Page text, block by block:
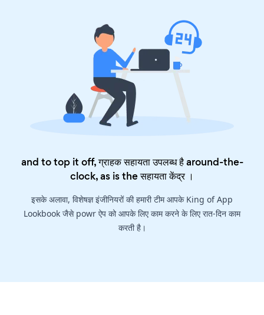
and to top it off, ग्राहक सहायता उपलब्ध है around-the-
clock, as is theसहायता केंद्र।
इसके अलावा, विशेषज्ञ इंजीनियरों की हमारी टीम आपके King of App
Lookbook जैसे powr ऐप को आपके लिए काम करने के लिए रात-दिन काम
करती है।